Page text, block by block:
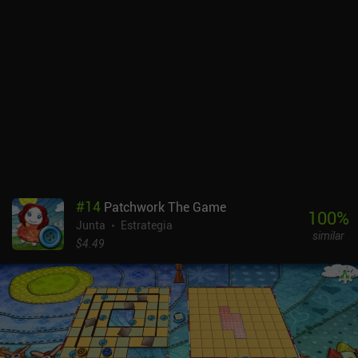
#14 Patchwork The Game
Junta
Estrategia
$4.49
100%
similar